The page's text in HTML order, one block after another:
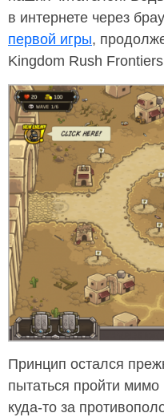
в интернете через
первой игры,
Kingdom Rush
Принцип остался
пытаться пройти
куда-то за